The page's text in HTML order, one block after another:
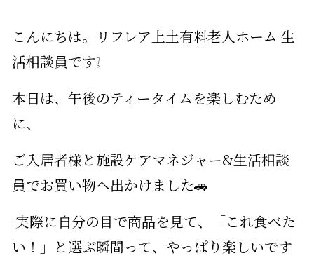
こんにちは。リフレア上土有料老人ホーム 生
活相談員です❕
本日は、午後のティータイムを楽しむため
に、
ご入居者様と施設ケアマネジャー&生活相談
員でお買い物へ出かけました🚗
実際に自分の目で商品を見て、「これ食べた
い！」と選ぶ瞬間って、やっぱり楽しいです